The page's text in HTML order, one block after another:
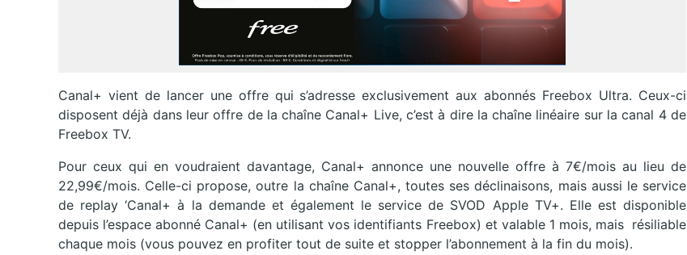
Canal+ vient de lancer une offre qui s’adresse exclusivement aux abonnés Freebox Ultra. Ceux-ci
disposent déjà dans leur offre de la chaîne Canal+ Live, c’est à dire la chaîne linéaire sur la canal 4 de
Freebox TV.
Pour ceux qui en voudraient davantage, Canal+ annonce une nouvelle offre à 7€/mois au lieu de
22,99€/mois. Celle-ci propose, outre la chaîne Canal+, toutes ses déclinaisons, mais aussi le service
de replay ‘Canal+ à la demande et également le service de SVOD Apple TV+. Elle est disponible
depuis l’espace abonné Canal+ (en utilisant vos identifiants Freebox) et valable 1 mois, mais résiliable
chaque mois (vous pouvez en profiter tout de suite et stopper l’abonnement à la fin du mois).